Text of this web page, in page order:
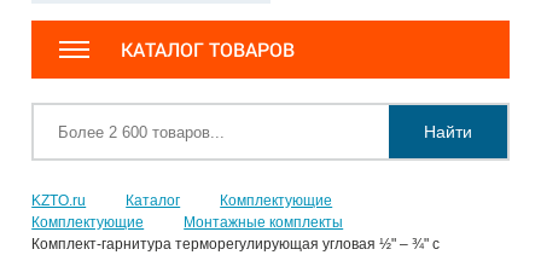
КАТАЛОГ ТОВАРОВ
Найти
KZTO.ru Каталог
Комплектующие
Комплектующие
Монтажные комплекты
Комплект-гарнитура терморегулирующая угловая ½" – ¾" с